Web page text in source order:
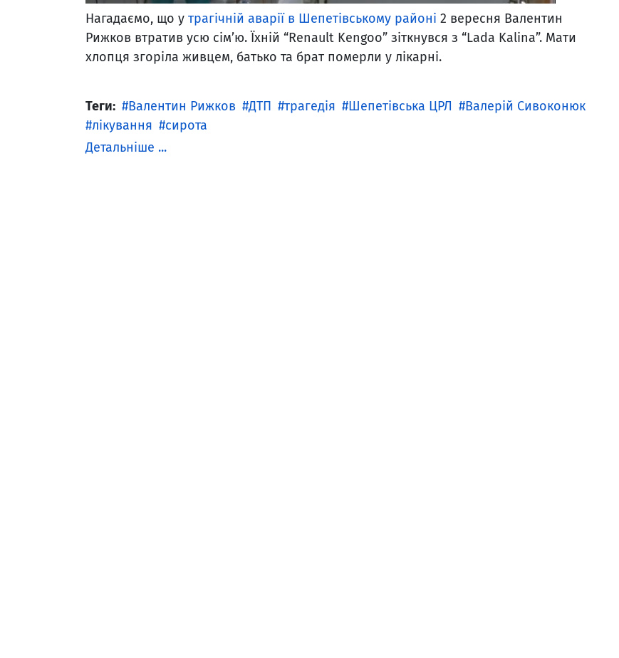
Нагадаємо, що у трагічній аварії в Шепетівському районі 2 вересня Валентин
Рижков втратив усю сім’ю. Їхній “Renault Kengoo” зіткнувся з “Lada Kalina”. Мати
хлопця згоріла живцем, батько та брат померли у лікарні.
Теги: Валентин Рижков ДТП трагедія Шепетівська ЦРЛ
Валерій Сивоконюк
лікування
сирота
Детальніше ...